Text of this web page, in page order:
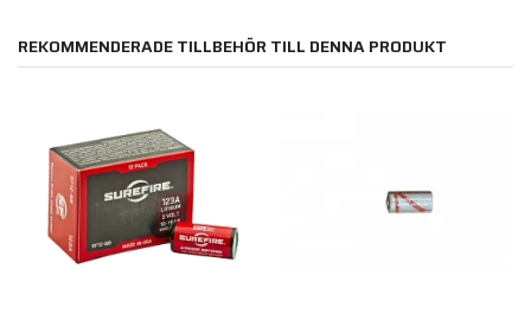
REKOMMENDERADE TILLBEHÖR TILL DENNA PRODUKT